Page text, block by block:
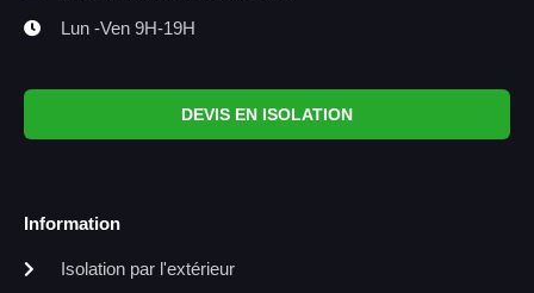
Lun -Ven 9H-19H
DEVIS EN ISOLATION
Information
Isolation par l'extérieur